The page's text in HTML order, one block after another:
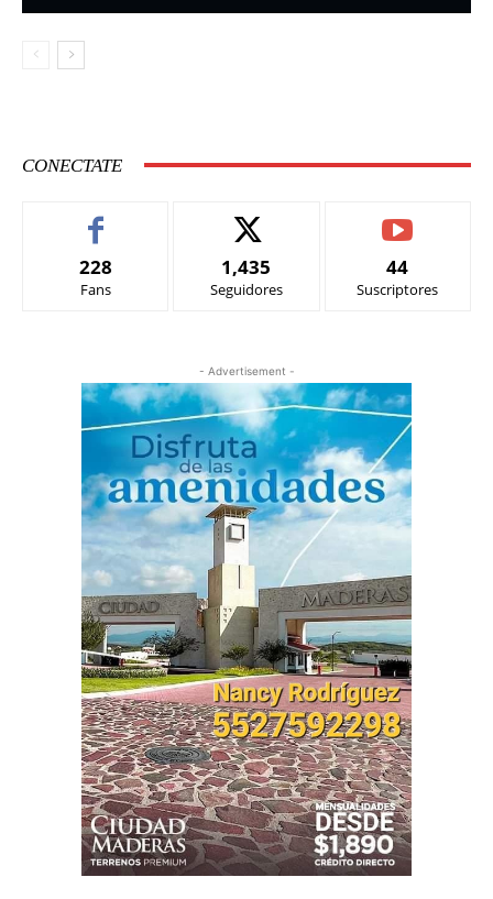
CONECTATE
228
Fans
1,435
Seguidores
44
Suscriptores
- Advertisement -